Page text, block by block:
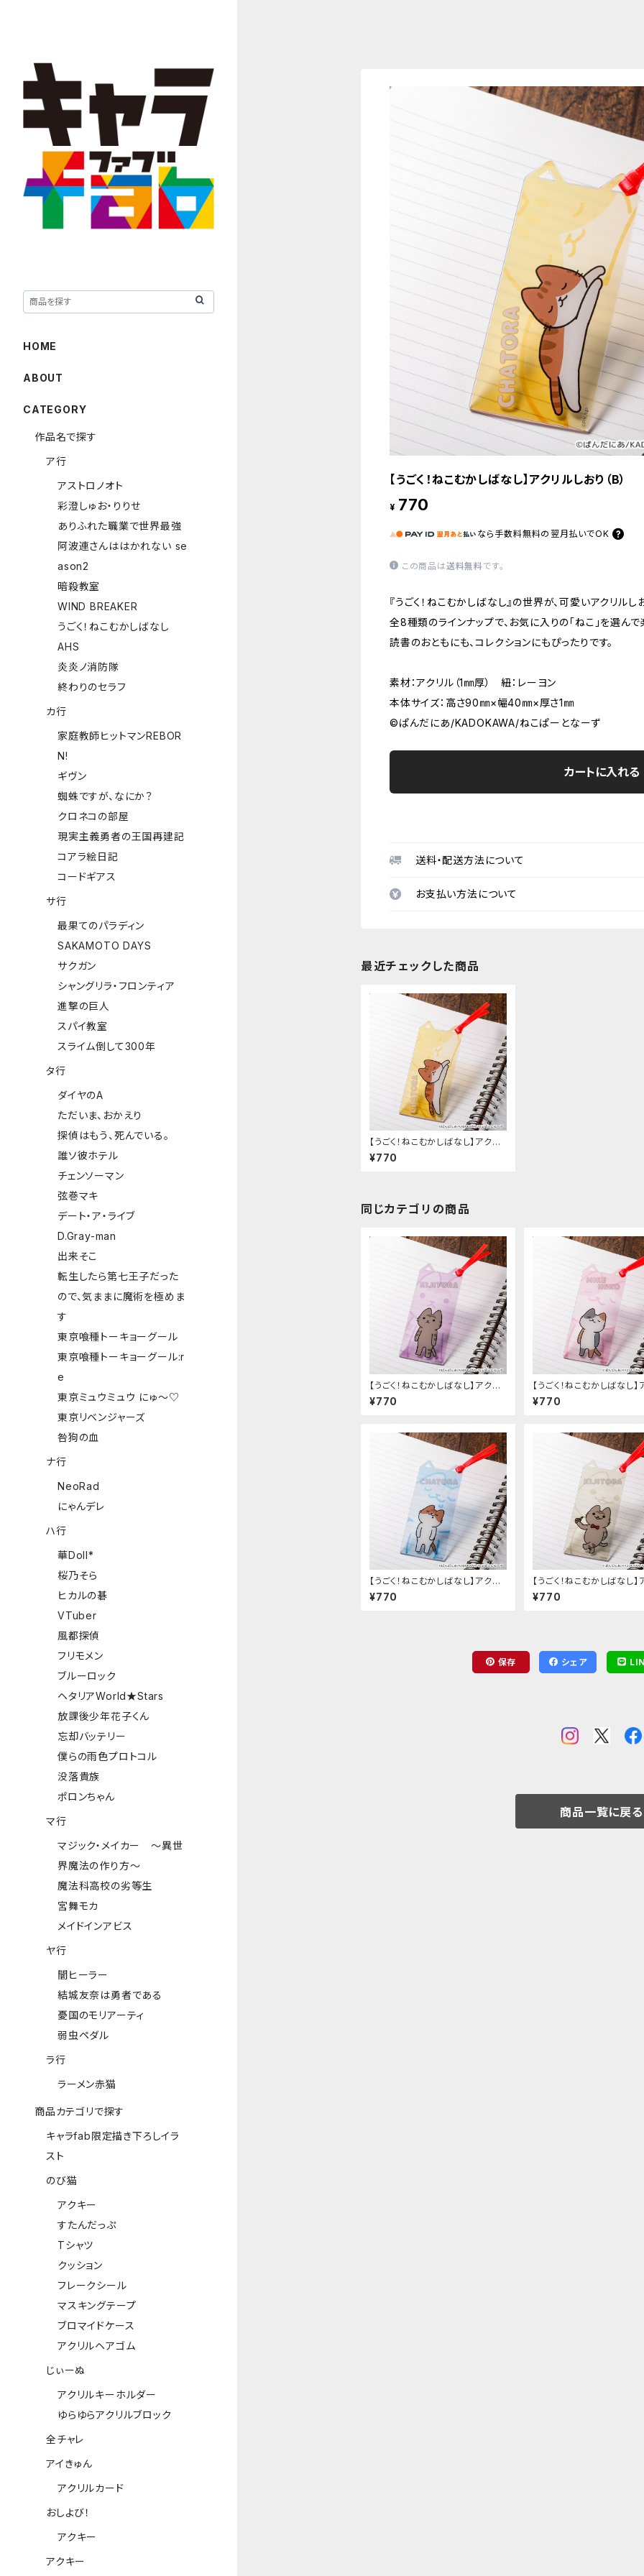
【うごく！ねこむかしばなし】アクリルしおり（B）
¥ 770
なら 手数料無料の 翌月払いでOK
この商品は送料無料です。
『うごく！ねこむかしばなし』の世界が、可愛いアクリルし
全8種類のラインナップで、お気に入りの「ねこ」を選んで
読書のおともにも、コレクションにもぴったりです。
素材：アクリル（1㎜厚） 紐：レーヨン
本体サイズ：高さ90㎜×幅40㎜×厚さ1㎜
©ぱんだにあ/KADOKAWA/ねこぱーとなーず
カートに入れる
送料・配送方法について
お支払い方法について
最近チェックした商品
【うごく！ねこむかしばなし】アクリ
ルしおり（B）
¥770
同じカテゴリの商品
【うごく！ねこむかしばなし】アクリ
ルしおり（A）
¥770
【うごく！ねこむかしばなし】
ルしおり（C）
¥770
【うごく！ねこむかしばなし】アクリ
ルしおり（H）
¥770
【うごく！ねこむかしばなし】
ルしおり（E）
¥770
保存 シェア
商品一覧に戻る
HOME
ABOUT
CATEGORY
作品名で探す
ア行
アストロノオト
彩澄しゅお・りりせ
ありふれた職業で世界最強
阿波連さんははかれない se
ason2
暗殺教室
WIND BREAKER
うごく！ねこむかしばなし
AHS
炎炎ノ消防隊
終わりのセラフ
カ行
家庭教師ヒットマンREBOR
N!
ギヴン
蜘蛛ですが、なにか？
クロネコの部屋
現実主義勇者の王国再建記
コアラ絵日記
コードギアス
サ行
最果てのパラディン
SAKAMOTO DAYS
サクガン
シャングリラ・フロンティア
進撃の巨人
スパイ教室
スライム倒して300年
タ行
ダイヤのA
ただいま、おかえり
探偵はもう、死んでいる。
誰ソ彼ホテル
チェンソーマン
弦巻マキ
デート・ア・ライブ
D.Gray-man
出来そこ
転生したら第七王子だった
ので、気ままに魔術を極めま
す
東京喰種トーキョーグール
東京喰種トーキョーグール:r
e
東京ミュウミュウ にゅ～♡
東京リベンジャーズ
咎狗の血
ナ行
NeoRad
にゃんデレ
ハ行
華Doll*
桜乃そら
ヒカルの碁
VTuber
風都探偵
フリモメン
ブルーロック
ヘタリアWorld★Stars
放課後少年花子くん
忘却バッテリー
僕らの雨色プロトコル
没落貴族
ポロンちゃん
マ行
マジック・メイカー ～異世
界魔法の作り方～
魔法科高校の劣等生
宮舞モカ
メイドインアビス
ヤ行
闇ヒーラー
結城友奈は勇者である
憂国のモリアーティ
弱虫ペダル
ラ行
ラーメン赤猫
商品カテゴリで探す
キャラfab限定描き下ろしイラ
スト
のび猫
アクキー
すたんだっぷ
Tシャツ
クッション
フレークシール
マスキングテープ
ブロマイドケース
アクリルヘアゴム
じぃーぬ
アクリルキーホルダー
ゆらゆらアクリルブロック
全チャレ
アイきゅん
アクリルカード
おしよび！
アクキー
アクキー